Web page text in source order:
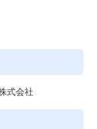
式会社